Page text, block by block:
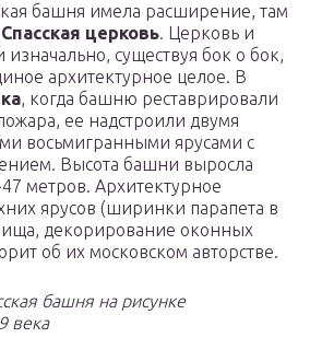
башня имела расширение, там
Спасская церковь. Церковь и
существуя бок о бок,
архитектурное целое. В
, когда башню реставрировали
ее надстроили двумя
восьмигранными ярусами с
Высота башни выросла
метров. Архитектурное
ярусов (ширинки парапета в
декорирование оконных
об их московском авторстве.
башня на рисунке
века